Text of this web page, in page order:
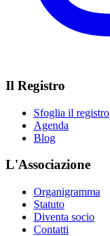
Il Registro
Sfoglia il registro
Agenda
Blog
L'Associazione
Organigramma
Statuto
Diventa socio
Contatti